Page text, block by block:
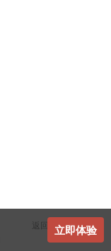
返回顶部立即体验